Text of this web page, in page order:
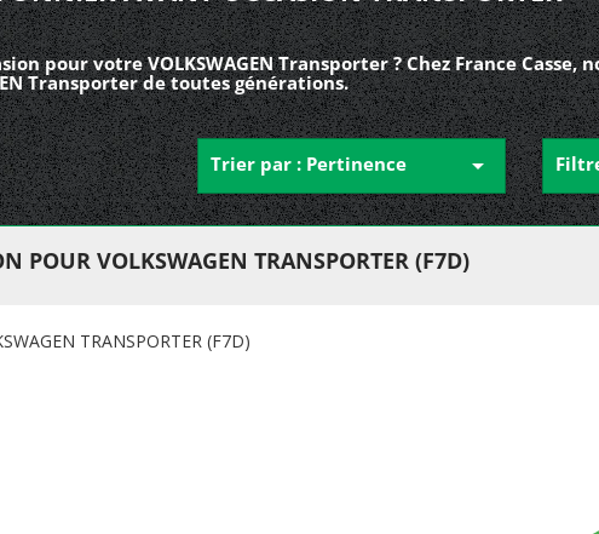
pour votre VOLKSWAGEN Transporter ? Chez France Casse,
Transporter de toutes générations.
Trier par : Pertinence 
POUR VOLKSWAGEN TRANSPORTER (F7D)
TRANSPORTER (F7D)